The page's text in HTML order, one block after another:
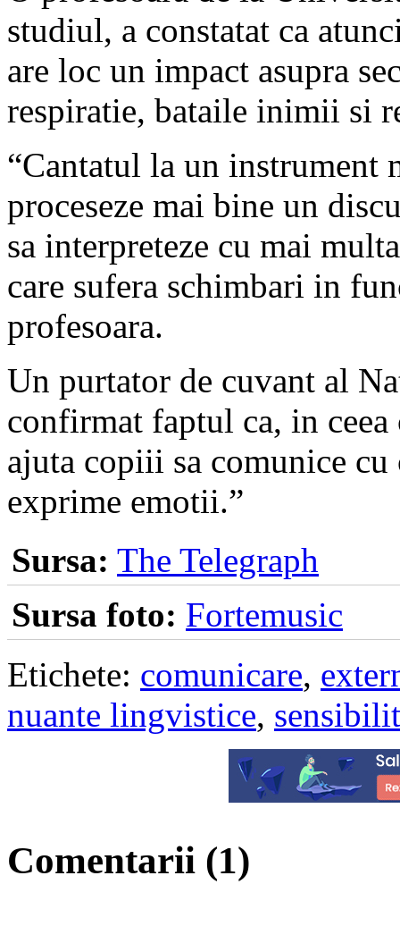
studiul, a constatat ca
are loc un impact asupra
respiratie, bataile inimii si
“Cantatul la un instrument
proceseze mai bine un
sa interpreteze cu mai
care sufera schimbari in
profesoara.
Un purtator de cuvant al
confirmat faptul ca, in
ajuta copiii sa comunice cu
exprime emotii.”
Sursa: The Telegraph
Sursa foto: Fortemusic
Etichete: comunicare,
nuante lingvistice,
Comentarii (1)